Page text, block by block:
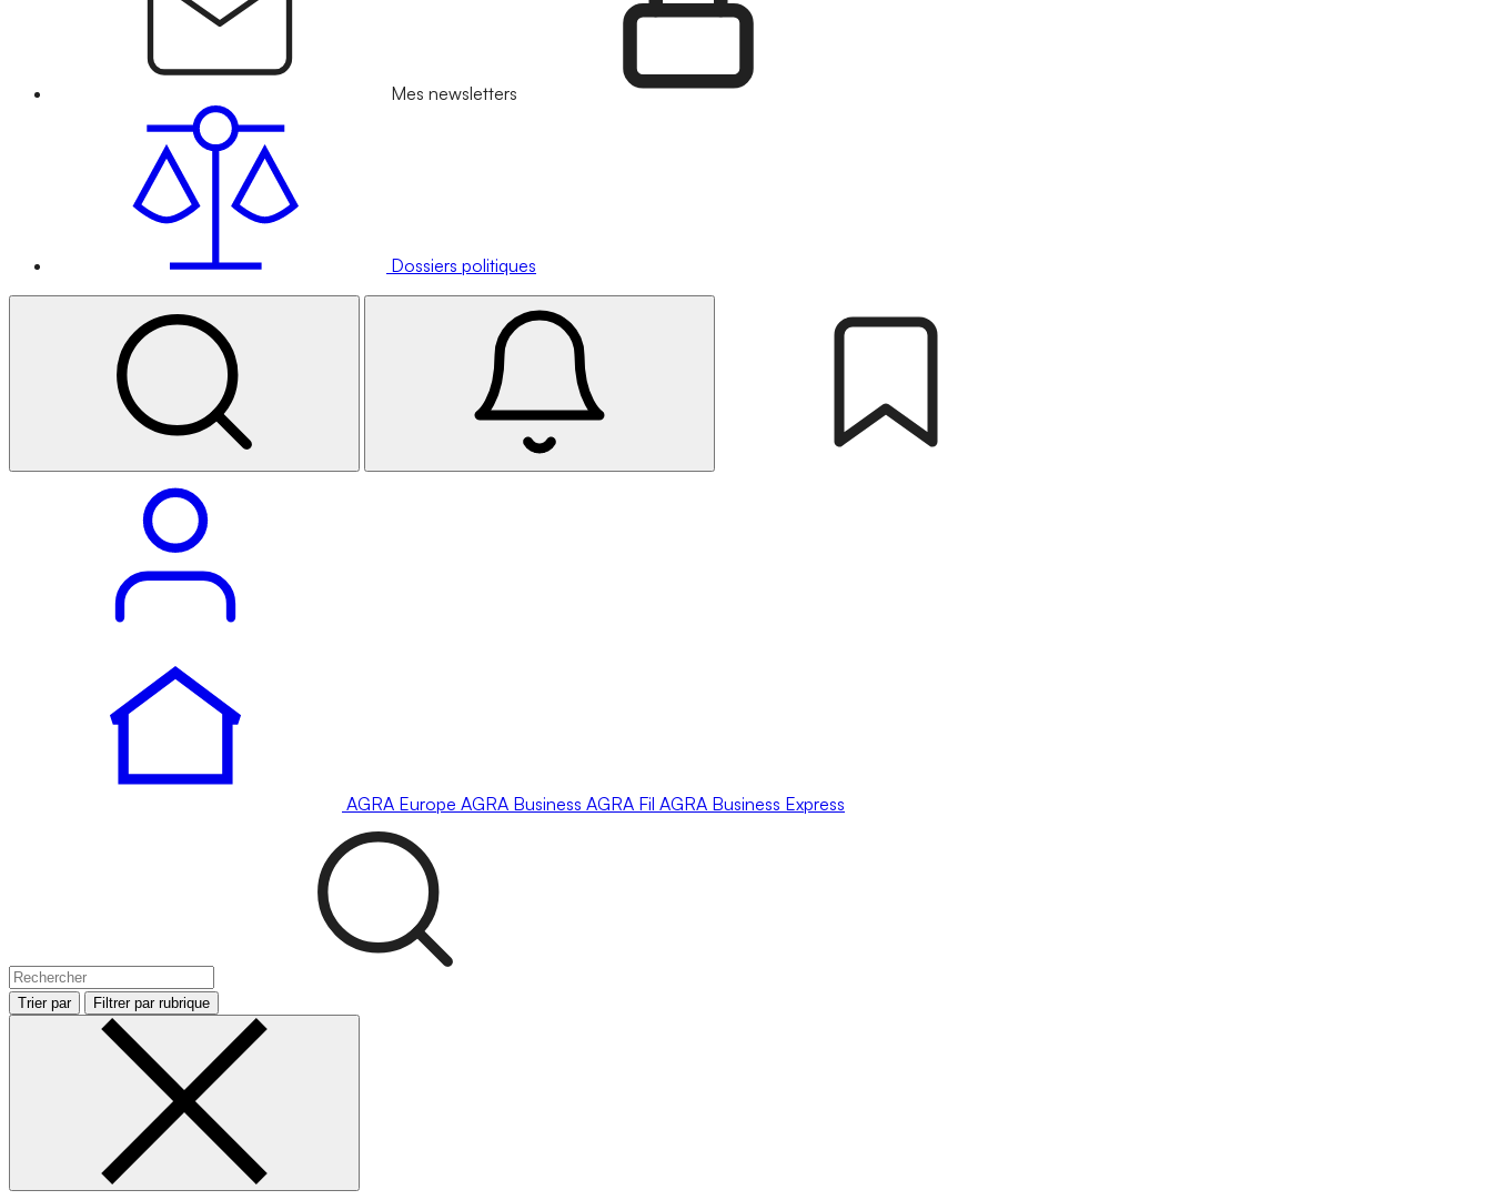
Mes newsletters
Dossiers politiques
AGRA Europe AGRA Business AGRA Fil AGRA Business Express
Trier par Filtrer par rubrique